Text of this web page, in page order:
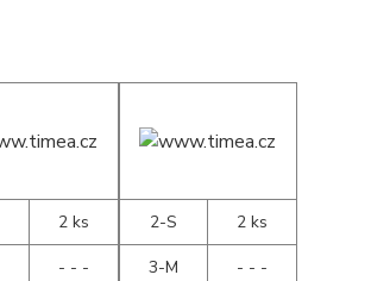
2 ks
- - -
2-S
2 ks
3-M
- - -